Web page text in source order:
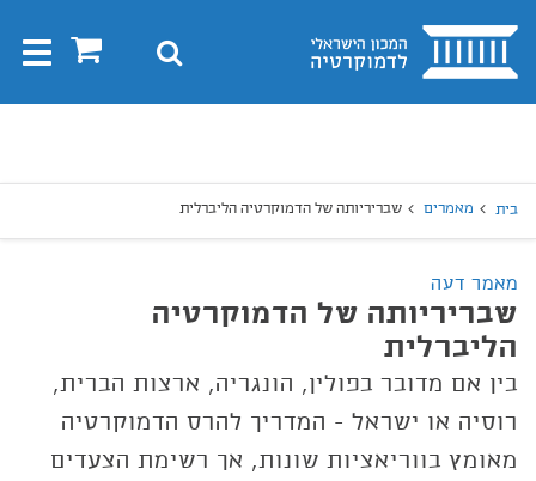
בית 0 חיפוש
בית מאמרים שבריריותה של הדמוקרטיה הליברלית
מאמר דעה
שבריריותה של הדמוקרטיה
הליברלית
בין אם מדובר בפולין, הונגריה, ארצות הברית,
רוסיה או ישראל - המדריך להרס הדמוקרטיה
מאומץ בווריאציות שונות, אך רשימת הצעדים